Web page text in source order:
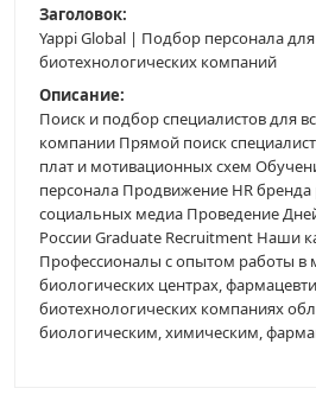
Заголовок:
Yappi Global | Подбор персонала
биотехнологических компаний
Описание:
Поиск и подбор специалистов для
компании Прямой поиск
плат и мотивационных схем
персонала Продвижение HR бренда
социальных медиа Проведение
России Graduate Recruitment Наши
Профессионалы с опытом работы в
биологических центрах,
биотехнологических компаниях
биологическим, химическим,